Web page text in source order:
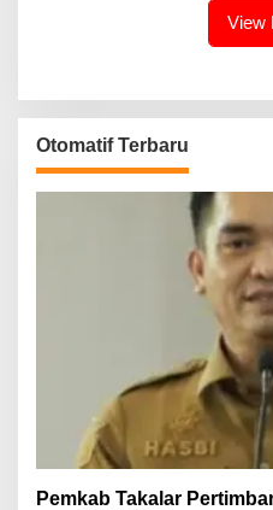
View
Otomatif Terbaru
Pemkab Takalar